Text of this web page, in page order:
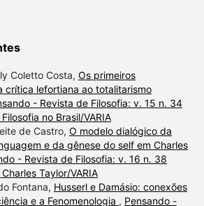
Coletto Costa, Os primeiros
crítica lefortiana ao totalitarismo
- Revista de Filosofia: v. 15 n. 34
no Brasil/VARIA
de Castro, O modelo dialógico da
e da gênese do self em Charles
- Revista de Filosofia: v. 16 n. 38
Taylor/VARIA
Fontana, Husserl e Damásio: conexões
e a Fenomenologia , Pensando -